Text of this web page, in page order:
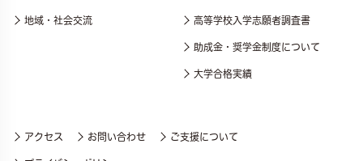
地域・社会交流 高等学校入学志願者調査書
助成金・奨学金制度について
大学合格実績
アクセス お問い合わせ ご支援について